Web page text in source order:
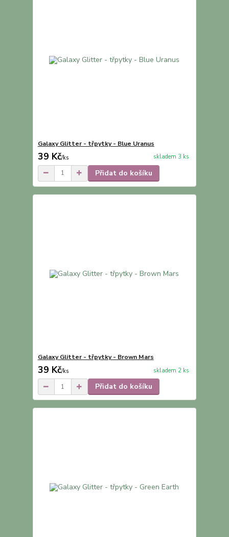
Galaxy Glitter - třpytky - Blue Uranus
39 Kč/ks skladem 3 ks
Přidat do košíku
Galaxy Glitter - třpytky - Brown Mars
39 Kč/ks skladem 2 ks
Přidat do košíku